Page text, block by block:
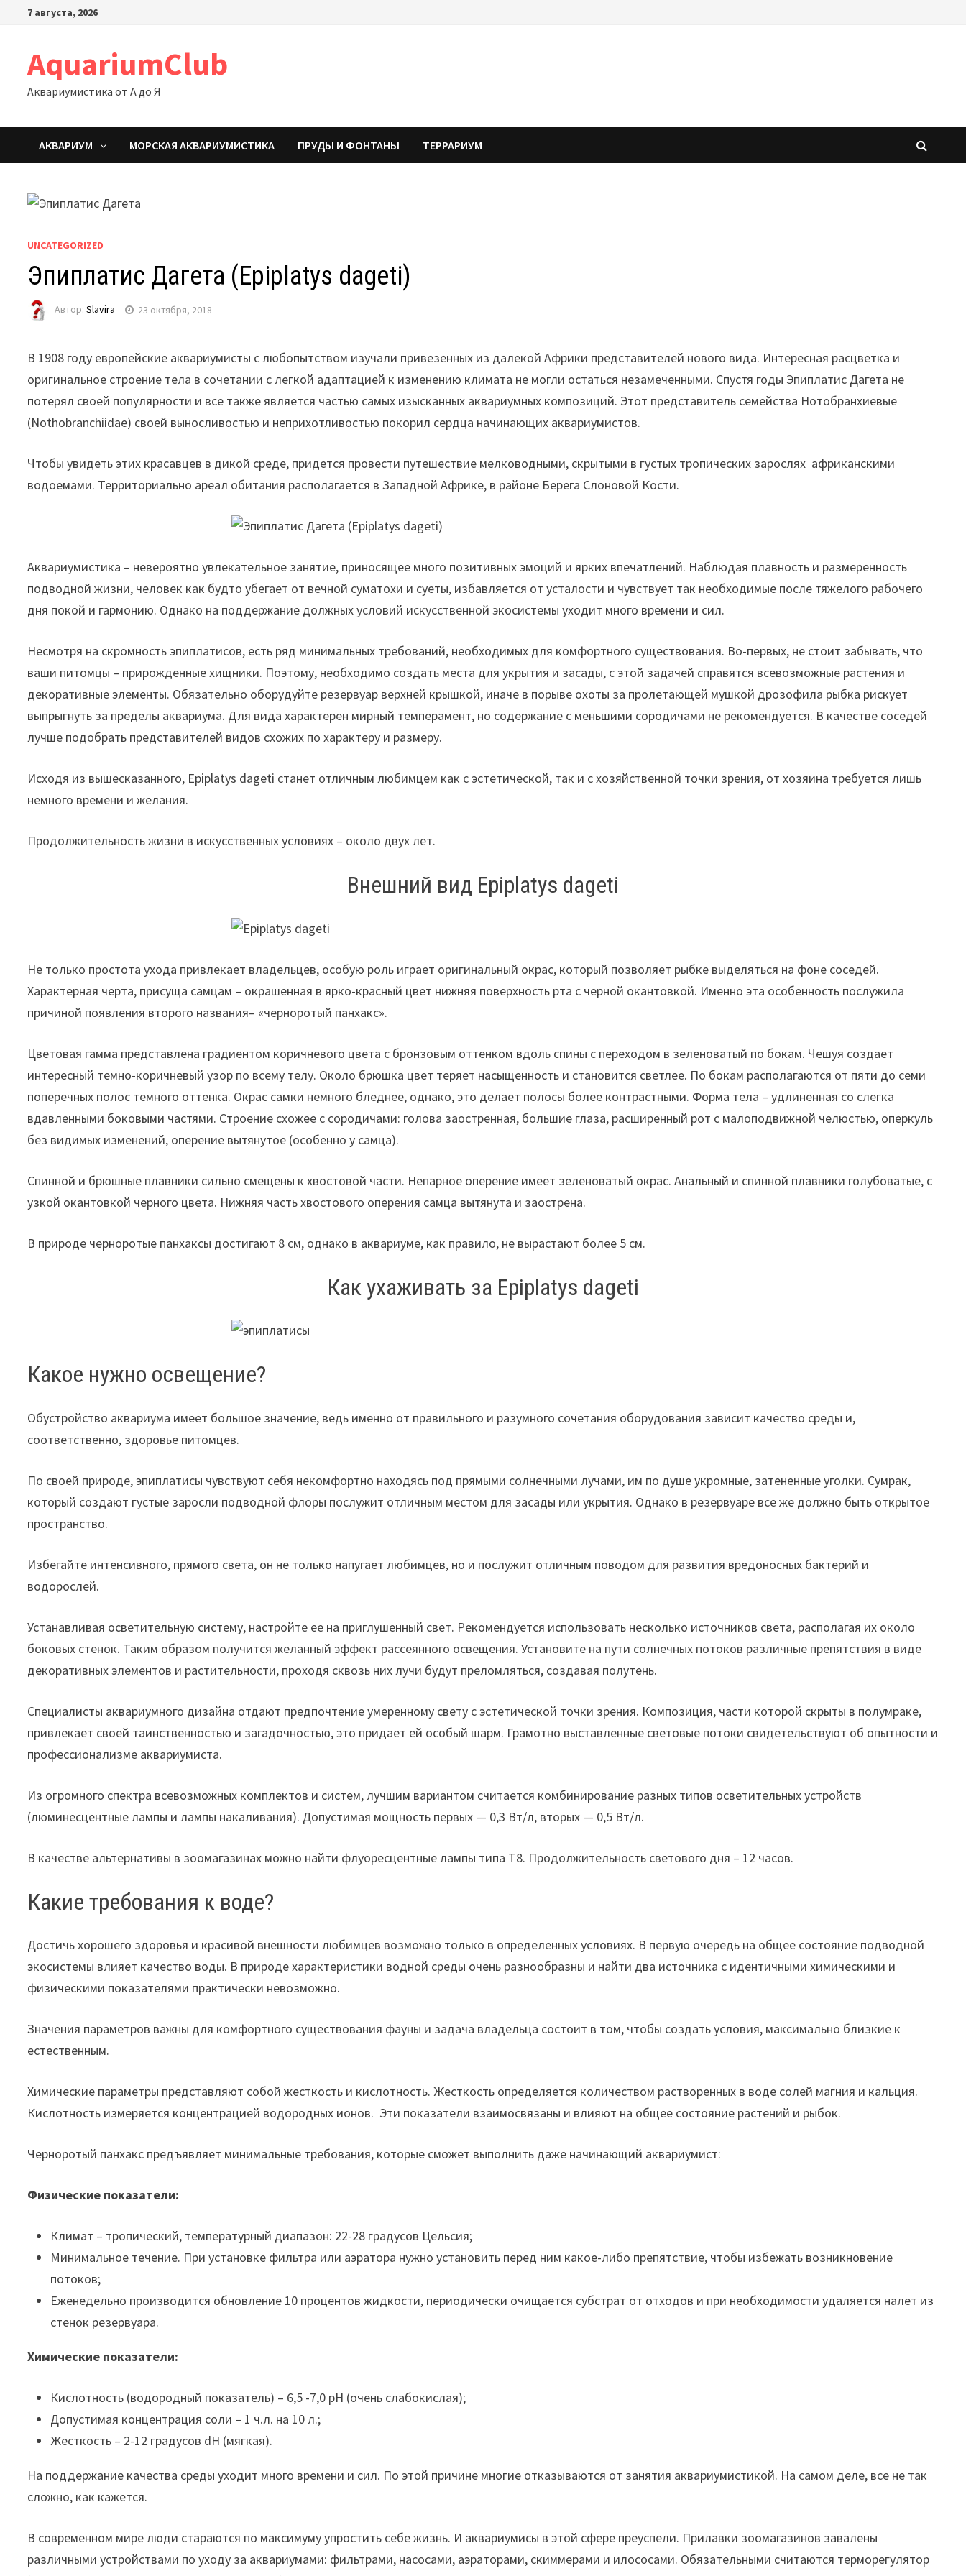
Перейти7 августа, 2026
AquariumClub
Аквариумистика от А до Я
АКВАРИУМ МОРСКАЯ АКВАРИУМИСТИКА ПРУДЫ И ФОНТАНЫ ТЕРРАРИУМ
UNCATEGORIZED
Эпиплатис Дагета (Epiplatys dageti)
Автор:Slavira 23 октября, 2018
В 1908 году европейские аквариумисты с любопытством изучали привезенных из далекой Африки представителей нового вида. Интересная расцветка и
оригинальное строение тела в сочетании с легкой адаптацией к изменению климата не могли остаться незамеченными. Спустя годы Эпиплатис Дагета не
потерял своей популярности и все также является частью самых изысканных аквариумных композиций. Этот представитель семейства Нотобранхиевые
(Nothobranchiidae) своей выносливостью и неприхотливостью покорил сердца начинающих аквариумистов.
Чтобы увидеть этих красавцев в дикой среде, придется провести путешествие мелководными, скрытыми в густых тропических зарослях африканскими
водоемами. Территориально ареал обитания располагается в Западной Африке, в районе Берега Слоновой Кости.
Аквариумистика – невероятно увлекательное занятие, приносящее много позитивных эмоций и ярких впечатлений. Наблюдая плавность и размеренность
подводной жизни, человек как будто убегает от вечной суматохи и суеты, избавляется от усталости и чувствует так необходимые после тяжелого рабочего
дня покой и гармонию. Однако на поддержание должных условий искусственной экосистемы уходит много времени и сил.
Несмотря на скромность эпиплатисов, есть ряд минимальных требований, необходимых для комфортного существования. Во-первых, не стоит забывать, что
ваши питомцы – прирожденные хищники. Поэтому, необходимо создать места для укрытия и засады, с этой задачей справятся всевозможные растения и
декоративные элементы. Обязательно оборудуйте резервуар верхней крышкой, иначе в порыве охоты за пролетающей мушкой дрозофила рыбка рискует
выпрыгнуть за пределы аквариума. Для вида характерен мирный темперамент, но содержание с меньшими сородичами не рекомендуется. В качестве соседей
лучше подобрать представителей видов схожих по характеру и размеру.
Исходя из вышесказанного, Epiplatys dageti станет отличным любимцем как с эстетической, так и с хозяйственной точки зрения, от хозяина требуется лишь
немного времени и желания.
Продолжительность жизни в искусственных условиях – около двух лет.
Внешний вид Epiplatys dageti
Не только простота ухода привлекает владельцев, особую роль играет оригинальный окрас, который позволяет рыбке выделяться на фоне соседей.
Характерная черта, присуща самцам – окрашенная в ярко-красный цвет нижняя поверхность рта с черной окантовкой. Именно эта особенность послужила
причиной появления второго названия– «черноротый панхакс».
Цветовая гамма представлена градиентом коричневого цвета с бронзовым оттенком вдоль спины с переходом в зеленоватый по бокам. Чешуя создает
интересный темно-коричневый узор по всему телу. Около брюшка цвет теряет насыщенность и становится светлее. По бокам располагаются от пяти до семи
поперечных полос темного оттенка. Окрас самки немного бледнее, однако, это делает полосы более контрастными. Форма тела – удлиненная со слегка
вдавленными боковыми частями. Строение схожее с сородичами: голова заостренная, большие глаза, расширенный рот с малоподвижной челюстью, оперкуль
без видимых изменений, оперение вытянутое (особенно у самца).
Спинной и брюшные плавники сильно смещены к хвостовой части. Непарное оперение имеет зеленоватый окрас. Анальный и спинной плавники голубоватые, с
узкой окантовкой черного цвета. Нижняя часть хвостового оперения самца вытянута и заострена.
В природе черноротые панхаксы достигают 8 см, однако в аквариуме, как правило, не вырастают более 5 см.
Как ухаживать за Epiplatys dageti
Какое нужно освещение?
Обустройство аквариума имеет большое значение, ведь именно от правильного и разумного сочетания оборудования зависит качество среды и,
соответственно, здоровье питомцев.
По своей природе, эпиплатисы чувствуют себя некомфортно находясь под прямыми солнечными лучами, им по душе укромные, затененные уголки. Сумрак,
который создают густые заросли подводной флоры послужит отличным местом для засады или укрытия. Однако в резервуаре все же должно быть открытое
пространство.
Избегайте интенсивного, прямого света, он не только напугает любимцев, но и послужит отличным поводом для развития вредоносных бактерий и
водорослей.
Устанавливая осветительную систему, настройте ее на приглушенный свет. Рекомендуется использовать несколько источников света, располагая их около
боковых стенок. Таким образом получится желанный эффект рассеянного освещения. Установите на пути солнечных потоков различные препятствия в виде
декоративных элементов и растительности, проходя сквозь них лучи будут преломляться, создавая полутень.
Специалисты аквариумного дизайна отдают предпочтение умеренному свету с эстетической точки зрения. Композиция, части которой скрыты в полумраке,
привлекает своей таинственностью и загадочностью, это придает ей особый шарм. Грамотно выставленные световые потоки свидетельствуют об опытности и
профессионализме аквариумиста.
Из огромного спектра всевозможных комплектов и систем, лучшим вариантом считается комбинирование разных типов осветительных устройств
(люминесцентные лампы и лампы накаливания). Допустимая мощность первых — 0,3 Вт/л, вторых — 0,5 Вт/л.
В качестве альтернативы в зоомагазинах можно найти флуоресцентные лампы типа T8. Продолжительность светового дня – 12 часов.
Какие требования к воде?
Достичь хорошего здоровья и красивой внешности любимцев возможно только в определенных условиях. В первую очередь на общее состояние подводной
экосистемы влияет качество воды. В природе характеристики водной среды очень разнообразны и найти два источника с идентичными химическими и
физическими показателями практически невозможно.
Значения параметров важны для комфортного существования фауны и задача владельца состоит в том, чтобы создать условия, максимально близкие к
естественным.
Химические параметры представляют собой жесткость и кислотность. Жесткость определяется количеством растворенных в воде солей магния и кальция.
Кислотность измеряется концентрацией водородных ионов. Эти показатели взаимосвязаны и влияют на общее состояние растений и рыбок.
Черноротый панхакс предъявляет минимальные требования, которые сможет выполнить даже начинающий аквариумист:
Физические показатели:
Климат – тропический, температурный диапазон: 22-28 градусов Цельсия;
Минимальное течение. При установке фильтра или аэратора нужно установить перед ним какое-либо препятствие, чтобы избежать возникновение
потоков;
Еженедельно производится обновление 10 процентов жидкости, периодически очищается субстрат от отходов и при необходимости удаляется налет из
стенок резервуара.
Химические показатели:
Кислотность (водородный показатель) – 6,5 -7,0 рН (очень слабокислая);
Допустимая концентрация соли – 1 ч.л. на 10 л.;
Жесткость – 2-12 градусов dH (мягкая).
На поддержание качества среды уходит много времени и сил. По этой причине многие отказываются от занятия аквариумистикой. На самом деле, все не так
сложно, как кажется.
В современном мире люди стараются по максимуму упростить себе жизнь. И аквариумисы в этой сфере преуспели. Прилавки зоомагазинов завалены
различными устройствами по уходу за аквариумами: фильтрами, насосами, аэраторами, скиммерами и илососами. Обязательными считаются терморегулятор